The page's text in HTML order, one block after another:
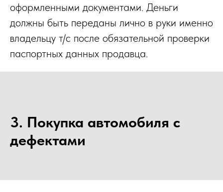
оформленными документами. Деньги
должны быть переданы лично в руки именно
владельцу т/с после обязательной проверки
паспортных данных продавца.
3. Покупка автомобиля с
дефектами